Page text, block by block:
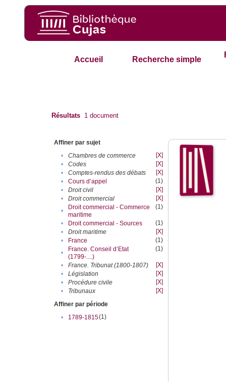
Accueil Recherche simple
Résultats 1 document
Affiner par sujet
•
Chambres de commerce
[X]
•
Codes
[X]
•
Comptes-rendus des débats
[X]
•
Cours d’appel
(1)
•
Droit civil
[X]
•
Droit commercial
[X]
•
Droit commercial - Commerce
maritime
(1)
• Droit commercial - Sources
(1)
•
Droit maritime
[X]
•
France
(1)
•
France. Conseil d’Etat
(1799-....)
(1)
• France. Tribunat (1800-1807)
[X]
•
Législation
[X]
•
Procédure civile
[X]
•
Tribunaux
[X]
Affiner par période
•
1789-1815(1)